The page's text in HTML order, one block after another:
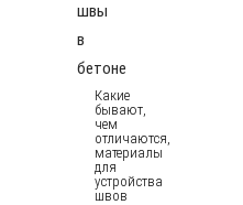
швы
в
бетоне
Какие
бывают,
чем
отличаются,
материалы
для
устройства
швов